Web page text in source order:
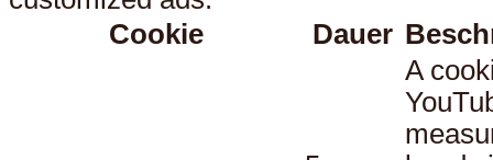
Cookie
Dauer
A